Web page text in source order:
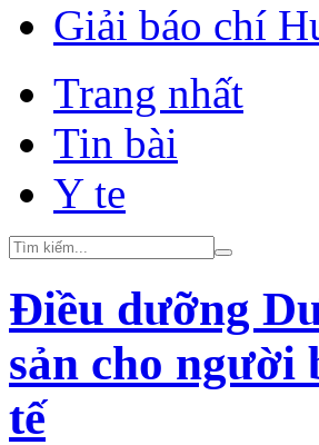
Giải báo chí
Trang nhất
Tin bài
Y te
Điều dưỡng
sản cho người
tế